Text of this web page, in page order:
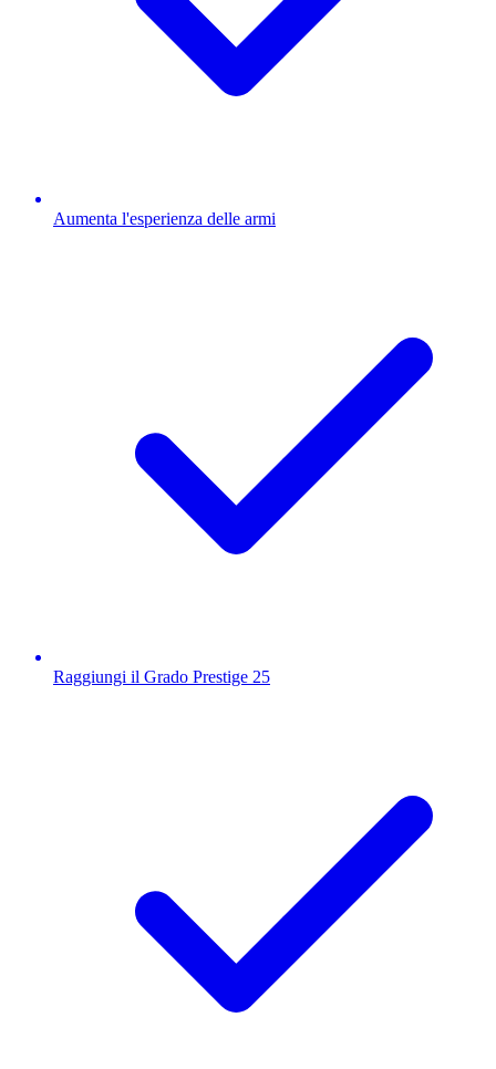
Aumenta l'esperienza delle armi
Raggiungi il Grado Prestige 25